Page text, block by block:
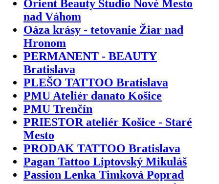
Orient Beauty Studio Nové Mesto
nad Váhom
Oáza krásy - tetovanie Žiar nad
Hronom
PERMANENT - BEAUTY
Bratislava
PLEŠO TATTOO Bratislava
PMU Ateliér danato Košice
PMU Trenčín
PRIESTOR ateliér Košice - Staré
Mesto
PRODAK TATTOO Bratislava
Pagan Tattoo Liptovský Mikuláš
Passion Lenka Timková Poprad